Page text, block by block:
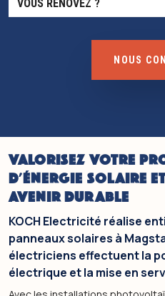
VOUS RÉNOVEZ ?
NOUS
VALORISEZ VOTRE
D'ÉNERGIE SOLAIRE
AVENIR DURABLE
KOCH Electricité réalise
panneaux solaires à
électriciens effectuent la
électrique et la mise en